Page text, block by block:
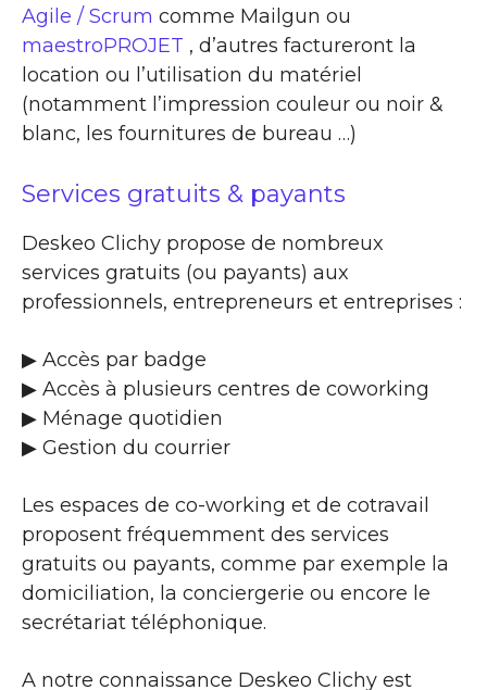
Agile / Scrum comme Mailgun ou
maestroPROJET , d’autres factureront la
location ou l’utilisation du matériel
(notamment l’impression couleur ou noir &
blanc, les fournitures de bureau …)
Services gratuits & payants
Deskeo Clichy propose de nombreux
services gratuits (ou payants) aux
professionnels, entrepreneurs et entreprises :
▶​ Accès par badge
▶​ Accès à plusieurs centres de coworking
▶​ Ménage quotidien
▶​ Gestion du courrier
Les espaces de co-working et de cotravail
proposent fréquemment des services
gratuits ou payants, comme par exemple la
domiciliation, la conciergerie ou encore le
secrétariat téléphonique.
A notre connaissance Deskeo Clichy est